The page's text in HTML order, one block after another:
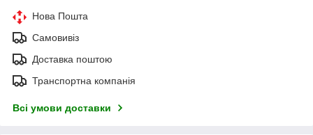
Нова Пошта
Самовивіз
Доставка поштою
Транспортна компанія
Всі умови доставки